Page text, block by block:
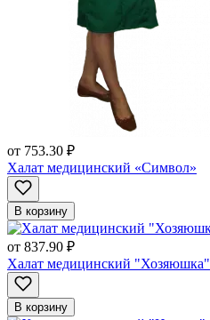
от 753.30 ₽
Халат медицинский «Символ»
В корзину
от 837.90 ₽
Халат медицинский "Хозяюшка"
В корзину